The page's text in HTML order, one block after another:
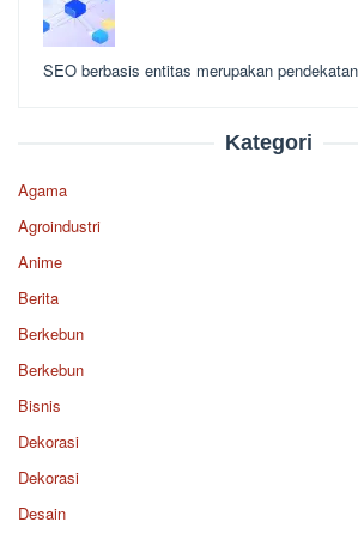
SEO berbasis entitas merupakan
Kategori
Agama
Agroindustri
Anime
Berita
Berkebun
Berkebun
Bisnis
Dekorasi
Dekorasi
Desain